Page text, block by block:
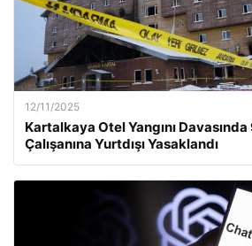
12/11/2025
Kartalkaya Otel Yangını Davasında
Çalışanına Yurtdışı Yasaklandı